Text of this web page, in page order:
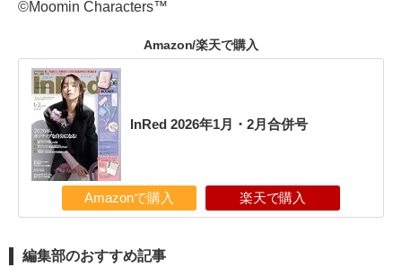
©Moomin Characters™
Amazon/楽天で購入
InRed 2026年1月・2月合併号
Amazonで購入 楽天で購入
編集部のおすすめ記事